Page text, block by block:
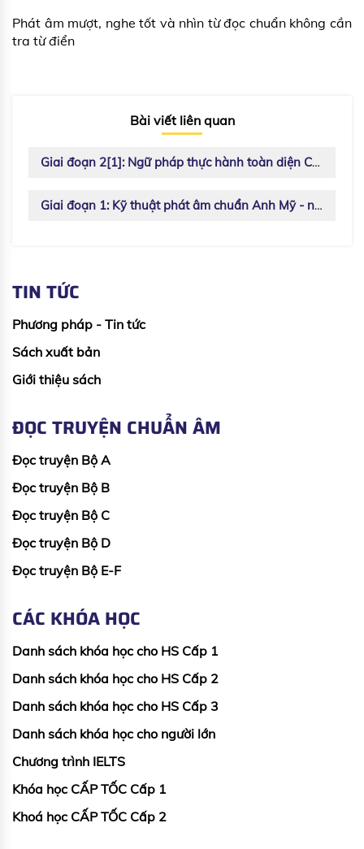
Phát âm mượt, nghe tốt và nhìn từ đọc chuẩn không cần
tra từ điển
Bài viết liên quan
Giai đoạn 2[1]: Ngữ pháp thực hành toàn diện Cấp 3
Giai đoạn 1: Kỹ thuật phát âm chuẩn Anh Mỹ - nhìn từ đọc chuẩn không cần tra từ điển
TIN TỨC
Phương pháp - Tin tức
Sách xuất bản
Giới thiệu sách
ĐỌC TRUYỆN CHUẨN ÂM
Đọc truyện Bộ A
Đọc truyện Bộ B
Đọc truyện Bộ C
Đọc truyện Bộ D
Đọc truyện Bộ E-F
CÁC KHÓA HỌC
Danh sách khóa học cho HS Cấp 1
Danh sách khóa học cho HS Cấp 2
Danh sách khóa học cho HS Cấp 3
Danh sách khóa học cho người lớn
Chương trình IELTS
Khóa học CẤP TỐC Cấp 1
Khoá học CẤP TỐC Cấp 2